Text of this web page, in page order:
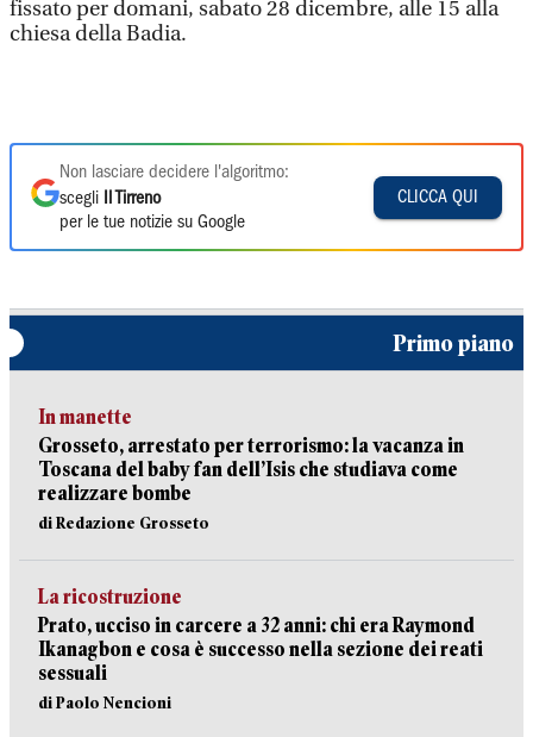
fissato per domani, sabato 28 dicembre, alle 15 alla
chiesa della Badia.
Non lasciare decidere l'algoritmo:
scegli
Il Tirreno
per le tue notizie su Google
CLICCA QUI
Primo piano
In manette
Grosseto, arrestato per terrorismo: la vacanza in
Toscana del baby fan dell’Isis che studiava come
realizzare bombe
di Redazione Grosseto
La ricostruzione
Prato, ucciso in carcere a 32 anni: chi era Raymond
Ikanagbon e cosa è successo nella sezione dei reati
sessuali
di Paolo Nencioni